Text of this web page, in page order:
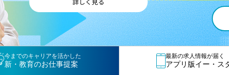
英語力
資格を
AMの
15時退
土日
今までのキャリアを活かした
新・教育のお仕事提案
最新の求人情報が届く
アプリ版イー・ス